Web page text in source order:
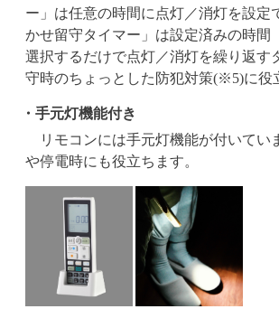
ー」は任意の時間に点灯／消灯を設定
かせ留守タイマー」は設定済みの時間
選択するだけで点灯／消灯を繰り返す
守時のちょっとした防犯対策(※5)に役
・手元灯機能付き
リモコンには手元灯機能が付いてい
や停電時にも役立ちます。